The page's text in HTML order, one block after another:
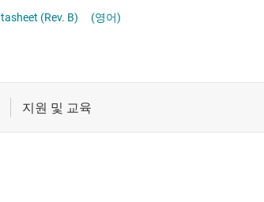
패시브 및 개별
(Rev. B) (영어)